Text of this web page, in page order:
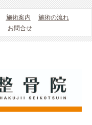
施術案内
施術の流れ
お問合せ